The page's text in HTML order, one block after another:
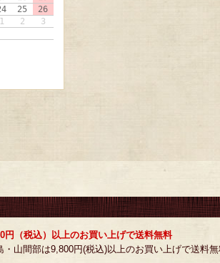
円（税込）以上のお買い上げで送料無料
山間部は9,800円(税込)以上のお買い上げで送料